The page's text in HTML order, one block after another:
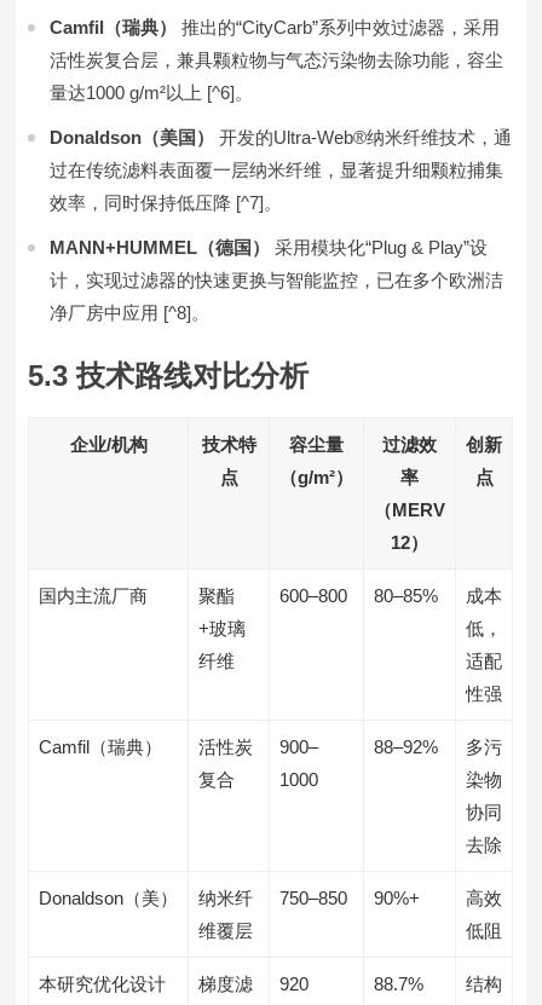
Camfil（瑞典）
推出的“CityCarb”系列中效过滤器，采用
活性炭复合层，兼具颗粒物与气态污染物去除功能，容尘
量达1000 g/m²以上 [^6]。
Donaldson（美国）
开发的Ultra-Web®纳米纤维技术，通
过在传统滤料表面覆一层纳米纤维，显著提升细颗粒捕集
效率，同时保持低压降 [^7]。
MANN+HUMMEL（德国）
采用模块化“Plug & Play”设
计，实现过滤器的快速更换与智能监控，已在多个欧洲洁
净厂房中应用 [^8]。
5.3 技术路线对比分析
企业/机构
技术特
点
容尘量
（g/m²）
过滤效
率
（MERV
12）
创新
点
国内主流厂商
聚酯
+玻璃
纤维
600–800 80–85%
成本
低，
适配
性强
Camfil（瑞典）
活性炭
复合
900–
1000
88–92%
多污
染物
协同
去除
Donaldson（美）
纳米纤
维覆层
750–850 90%+
高效
低阻
本研究优化设计
梯度滤
920 88.7%
结构